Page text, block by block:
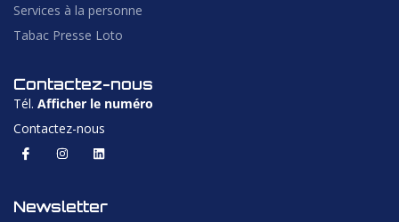
Services à la personne
Tabac Presse Loto
Contactez-nous
Tél. Afficher le numéro
Contactez-nous
Newsletter